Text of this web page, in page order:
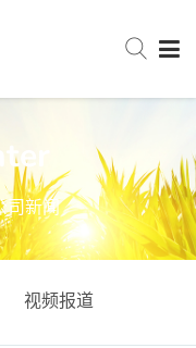
司新闻
视频报道